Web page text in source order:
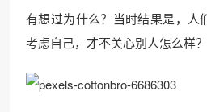
有想过为什么？当时结果是，人
考虑自己，才不关心别人怎么样？